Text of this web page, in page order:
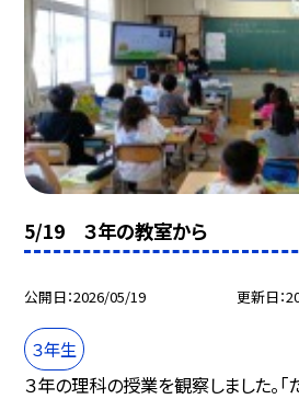
5/19 ３年の教室から
公開日 2026/05/19 更新日
３年生
３年の理科の授業を観察しました。